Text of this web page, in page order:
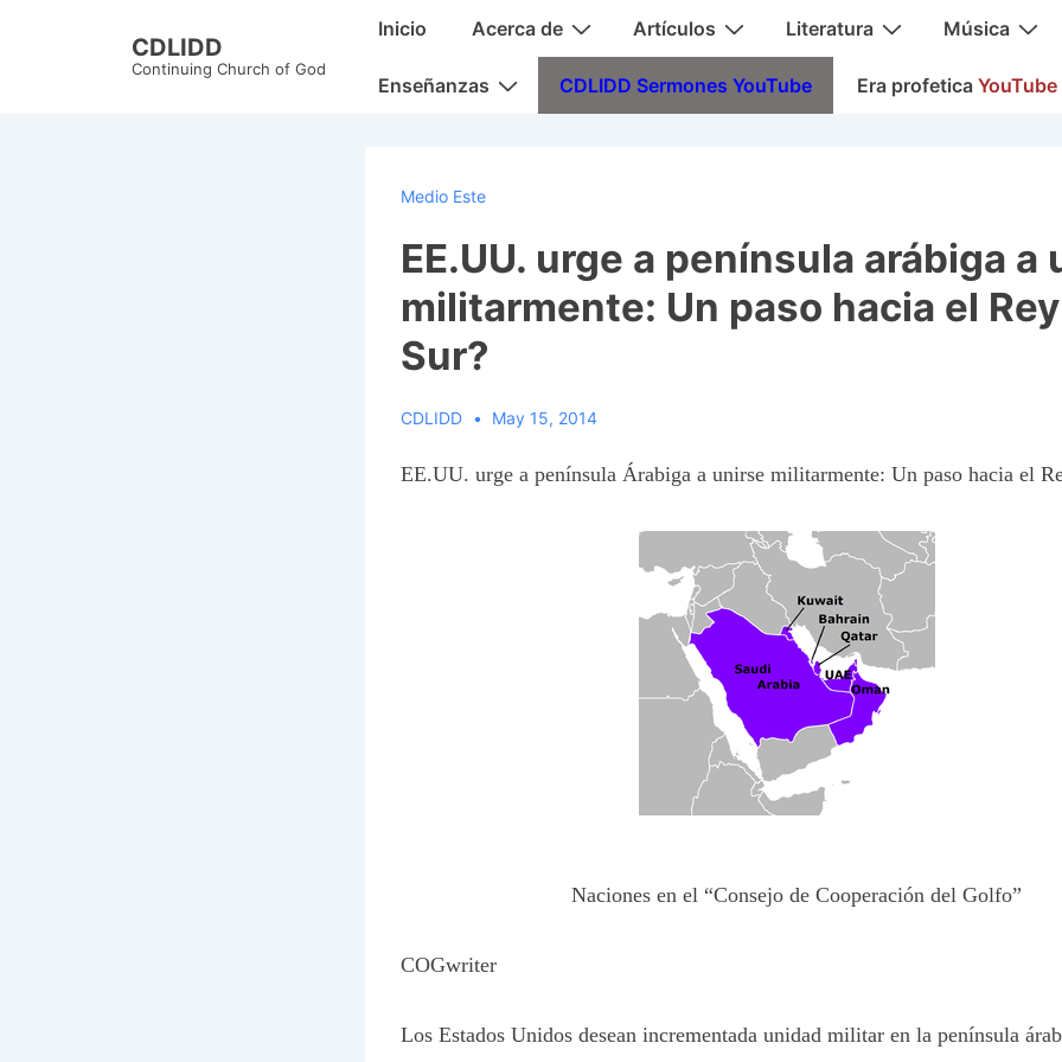
CDLIDD
Continuing Church of God
MainInicio Acerca de Artículos Literatura Música
Enseñanzas CDLIDD Sermones YouTube Era profetica YouTube
Medio Este
EE.UU. urge a península arábiga a
militarmente: Un paso hacia el
Sur?
CDLIDD May 15, 2014
EE.UU. urge a península Árabiga a unirse militarmente: Un paso hacia el
Naciones en el “Consejo de Cooperación del Golfo”
COGwriter
Los Estados Unidos desean incrementada unidad militar en la península